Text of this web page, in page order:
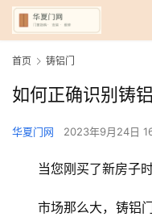
首页 铸铝门
如何正确识别铸
华夏门网 2023年9月24日
当您刚买了新房子
市场那么大，铸铝